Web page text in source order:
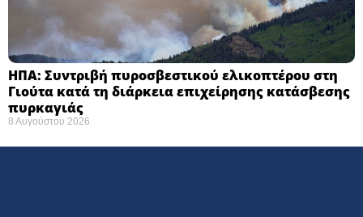
ΗΠΑ: Συντριβή πυροσβεστικού ελικοπτέρου στη
Γιούτα κατά τη διάρκεια επιχείρησης κατάσβεσης
πυρκαγιάς ​
8 Αυγούστου 2026